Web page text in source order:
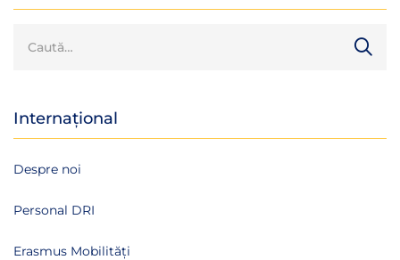
Internațional
Despre noi
Personal DRI
Erasmus Mobilități